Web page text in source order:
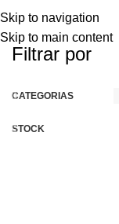
Skip to navigation
Skip to main content
Filtrar por
CATEGORIAS
STOCK